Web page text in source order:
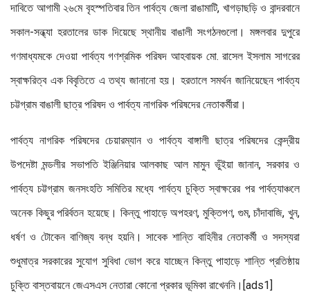
দাবিতে আগামী ২৬মে বৃহস্পতিবার তিন পার্বত্য জেলা রাঙামাটি, খাগড়াছড়ি ও বান্দরবানে
সকাল-সন্ধ্যা হরতালের ডাক দিয়েছে স্থানীয় বাঙালী সংগঠনগুলো। মঙ্গলবার দুপুরে
গণমাধ্যমকে দেওয়া পার্বত্য গণশ্রমিক পরিষদ আহবায়ক মো. রাসেল ইসলাম সাগরের
স্বাক্ষরিত্ব এক বিবৃতিতে এ তথ্য জানানো হয়। হরতালে সমর্থন জানিয়েছেন পার্বত্য
চট্টগ্রাম বাঙালী ছাত্র পরিষদ ও পার্বত্য নাগরিক পরিষদের নেতাকর্মীরা।
পার্বত্য নাগরিক পরিষদের চেয়ারম্যান ও পার্বত্য বাঙ্গালী ছাত্র পরিষদের কেন্দ্রীয়
উপদেষ্টা মন্ডলীর সভাপতি ইঞ্জিনিয়ার আলকাছ আল মামুন ভুঁইয়া জানান, সরকার ও
পার্বত্য চট্টগ্রাম জনসংহতি সমিতির মধ্যে পার্বত্য চুক্তি স্বাক্ষরের পর পার্বত্যাঞ্চলে
অনেক কিছুর পরির্বতন হয়েছে। কিন্তু পাহাড়ে অপহরণ, মুক্তিপণ, গুম, চাঁদাবাজি, খুন,
ধর্ষণ ও টোকেন বাণিজ্য বন্ধ হয়নি। সাবেক শান্তি বাহিনীর নেতাকর্মী ও সদস্যরা
শুধুমাত্র সরকারের সুযোগ সুবিধা ভোগ করে যাচ্ছেন কিন্তু পাহাড়ে শান্তি প্রতিষ্ঠায়
চুক্তি বাস্তবায়নে জেএসএস নেতারা কোনো প্রকার ভূমিকা রাখেননি।[ads1]